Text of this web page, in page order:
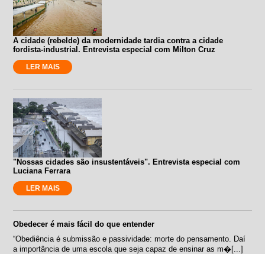
A cidade (rebelde) da modernidade tardia contra a cidade
fordista-industrial. Entrevista especial com Milton Cruz
LER MAIS
"Nossas cidades são insustentáveis". Entrevista especial com
Luciana Ferrara
LER MAIS
Obedecer é mais fácil do que entender
“Obediência é submissão e passividade: morte do pensamento. Daí
a importância de uma escola que seja capaz de ensinar as m�[...]